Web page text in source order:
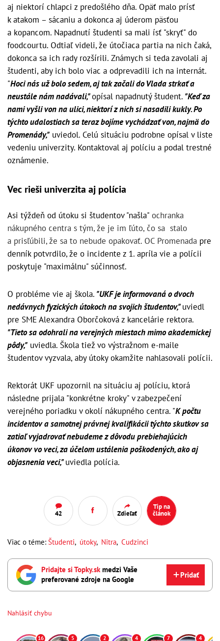
aj niektorí chlapci z predošlého dňa. Opäť malo prísť
k atakom – sácaniu a dokonca aj úderom päsťou
a kopancom. Napadnutí študenti sa mali ísť "skryť" do
foodcourtu. Odtiaľ videli, že útočiaca partia na nich čaká,
dokonca sa ich rady rozšírili. Známych si teda zavolali aj
študenti, aby ich bolo viac a odprevadili ich na internát.
"Hoci nás už bolo sedem, aj tak začali do Vlada strkať a
neustále nám nadávali,"opísal napadnutý študent. "Keď za
nami vyšli von na ulici, niektorí z nich si nasadili kukly. Po
týchto udalostiach sa teraz bojíme vychádzať von, najmä do
Promenády," uviedol. Celú situáciu podrobne opísal v liste
vedeniu univerzity. Kontaktoval aj políciu a podal trestné
oznámenie.
Vec rieši univerzita aj polícia
Asi týždeň od útoku si študentov "našla" ochranka
nákupného centra s tým, že je im ľúto, čo sa stalo
a prisľúbili, že sa to nebude opakovať. OC Promenada pre
denník potvrdilo, že o incidente z 1. apríla vie a polícii
poskytuje "maximálnu" súčinnosť.
O probléme vie aj škola. "UKF je informovaná o dvoch
nedávnych fyzických útokoch na svojich študentov,"uviedl
pre SME Alexandra Oborčoková z kancelárie rektora.
"Tieto sa odohrali na verejných miestach mimo akademickej
pôdy," uviedla. Škola tiež vo výstražnom e-maile
študentov vyzvala, aby útoky okamžite nahlasovali polícii.
Rektorát UKF upozornil na situáciu aj políciu, ktorá
následne prijala "konkrétne kroky" v zabezpečení
verejného poriadku v okolí nákupného centra. "K počtu
incidentov a samotnej právnej kvalifikácii týchto skutkov sa
zatiaľ vyjadrovať nebudeme z dôvodu prebiehajúcich
úkonov vo veci, za účelom ustálenia poškodených, ako aj
objasnenia veci,"uviedla polícia.
42 Zdieľať
Tip na
článok
Viac o téme: Študenti, útoky, Nitra, Cudzinci
Pridajte si Topky.skmedzi Vaše
preferované zdroje na Google
Pridať
Nahlásiť chybu
16 5 2 4 7 4